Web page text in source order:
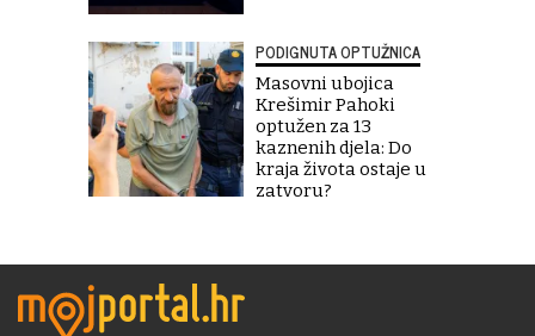
PODIGNUTA OPTUŽNICA
Masovni ubojica
Krešimir Pahoki
optužen za 13
kaznenih djela: Do
kraja života ostaje u
zatvoru?